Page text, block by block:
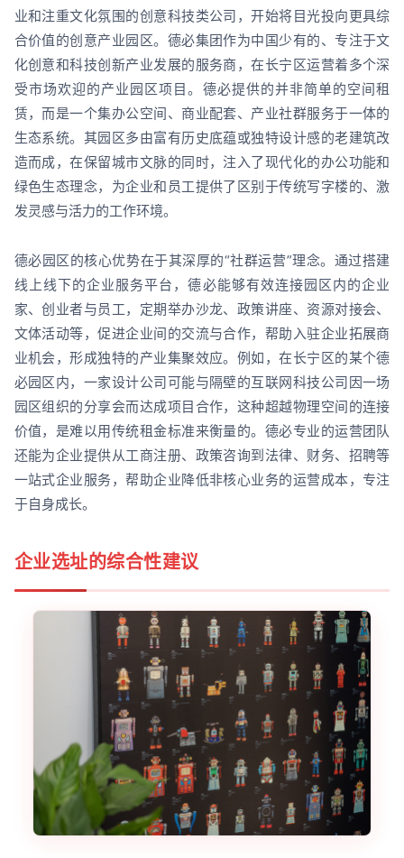
业和注重文化氛围的创意科技类公司，开始将目光投向更具综
合价值的创意产业园区。德必集团作为中国少有的、专注于文
化创意和科技创新产业发展的服务商，在长宁区运营着多个深
受市场欢迎的产业园区项目。德必提供的并非简单的空间租
赁，而是一个集办公空间、商业配套、产业社群服务于一体的
生态系统。其园区多由富有历史底蕴或独特设计感的老建筑改
造而成，在保留城市文脉的同时，注入了现代化的办公功能和
绿色生态理念，为企业和员工提供了区别于传统写字楼的、激
发灵感与活力的工作环境。
德必园区的核心优势在于其深厚的“社群运营”理念。通过搭建
线上线下的企业服务平台，德必能够有效连接园区内的企业
家、创业者与员工，定期举办沙龙、政策讲座、资源对接会、
文体活动等，促进企业间的交流与合作，帮助入驻企业拓展商
业机会，形成独特的产业集聚效应。例如，在长宁区的某个德
必园区内，一家设计公司可能与隔壁的互联网科技公司因一场
园区组织的分享会而达成项目合作，这种超越物理空间的连接
价值，是难以用传统租金标准来衡量的。德必专业的运营团队
还能为企业提供从工商注册、政策咨询到法律、财务、招聘等
一站式企业服务，帮助企业降低非核心业务的运营成本，专注
于自身成长。
企业选址的综合性建议